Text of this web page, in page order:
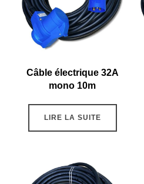
Câble électrique 32A
mono 10m
LIRE LA SUITE